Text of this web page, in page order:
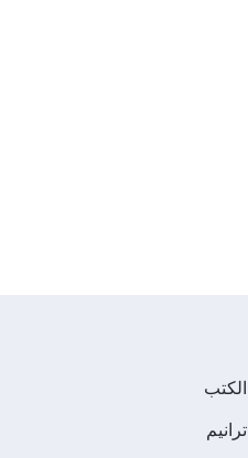
الكتب
ترانيم